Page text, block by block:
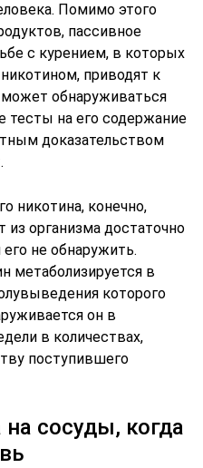
Помимо этого
пассивное
с курением, в которых
приводят к
может обнаруживаться
тесты на его содержание
доказательством
никотина, конечно,
из организма достаточно
не обнаружить.
метаболизируется в
которого
он в
в количествах,
поступившего
сосуды, когда